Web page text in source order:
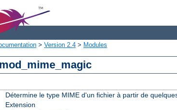
> Version 2.4 > Modules
Détermine le type MIME d'un fichier à partir de
Extension